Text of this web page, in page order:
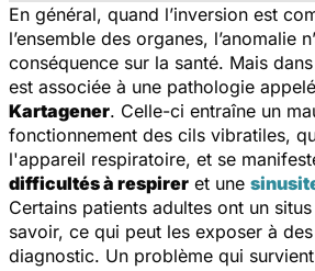
En général, quand l’inversion est
l’ensemble des organes, l’anomalie
conséquence sur la santé. Mais
est associée à une pathologie
Kartagener. Celle-ci entraîne un
fonctionnement des cils vibratiles,
l'appareil respiratoire, et se
difficultés à respirer et une
Certains patients adultes ont un
savoir, ce qui peut les exposer à
diagnostic. Un problème qui